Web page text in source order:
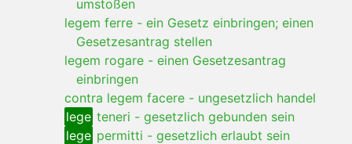
umstoßen
legem ferre - ein Gesetz einbringen; einen
Gesetzesantrag stellen
legem rogare - einen Gesetzesantrag
einbringen
contra legem facere - ungesetzlich handel
lege teneri - gesetzlich gebunden sein
lege permitti - gesetzlich erlaubt sein